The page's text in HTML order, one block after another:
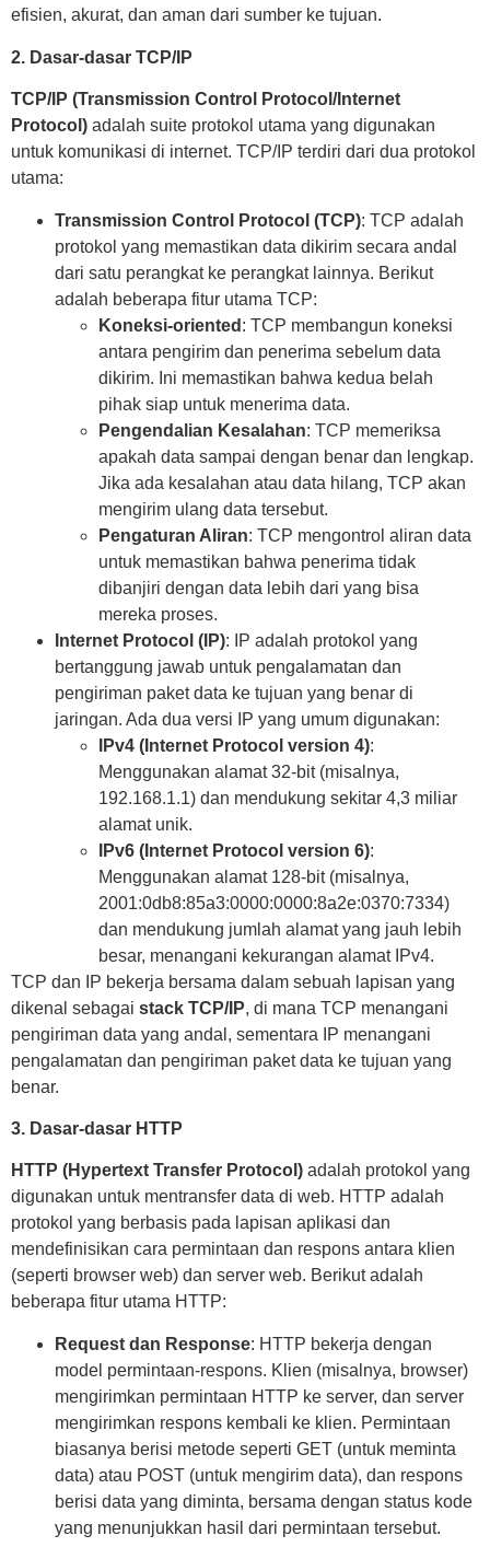
efisien, akurat, dan aman dari sumber ke tujuan.
2. Dasar-dasar TCP/IP
TCP/IP (Transmission Control Protocol/Internet
Protocol) adalah suite protokol utama yang digunakan
untuk komunikasi di internet. TCP/IP terdiri dari dua protokol
utama:
Transmission Control Protocol (TCP): TCP adalah
protokol yang memastikan data dikirim secara andal
dari satu perangkat ke perangkat lainnya. Berikut
adalah beberapa fitur utama TCP:
Koneksi-oriented : TCP membangun koneksi
antara pengirim dan penerima sebelum data
dikirim. Ini memastikan bahwa kedua belah
pihak siap untuk menerima data.
Pengendalian Kesalahan: TCP memeriksa
apakah data sampai dengan benar dan lengkap.
Jika ada kesalahan atau data hilang, TCP akan
mengirim ulang data tersebut.
Pengaturan Aliran: TCP mengontrol aliran data
untuk memastikan bahwa penerima tidak
dibanjiri dengan data lebih dari yang bisa
mereka proses.
Internet Protocol (IP): IP adalah protokol yang
bertanggung jawab untuk pengalamatan dan
pengiriman paket data ke tujuan yang benar di
jaringan. Ada dua versi IP yang umum digunakan:
IPv4 (Internet Protocol version 4):
Menggunakan alamat 32-bit (misalnya,
192.168.1.1) dan mendukung sekitar 4,3 miliar
alamat unik.
IPv6 (Internet Protocol version 6):
Menggunakan alamat 128-bit (misalnya,
2001:0db8:85a3:0000:0000:8a2e:0370:7334)
dan mendukung jumlah alamat yang jauh lebih
besar, menangani kekurangan alamat IPv4.
TCP dan IP bekerja bersama dalam sebuah lapisan yang
dikenal sebagai stack TCP/IP, di mana TCP menangani
pengiriman data yang andal, sementara IP menangani
pengalamatan dan pengiriman paket data ke tujuan yang
benar.
3. Dasar-dasar HTTP
HTTP (Hypertext Transfer Protocol) adalah protokol yang
digunakan untuk mentransfer data di web. HTTP adalah
protokol yang berbasis pada lapisan aplikasi dan
mendefinisikan cara permintaan dan respons antara klien
(seperti browser web) dan server web. Berikut adalah
beberapa fitur utama HTTP:
Request dan Response: HTTP bekerja dengan
model permintaan-respons. Klien (misalnya, browser)
mengirimkan permintaan HTTP ke server, dan server
mengirimkan respons kembali ke klien. Permintaan
biasanya berisi metode seperti GET (untuk meminta
data) atau POST (untuk mengirim data), dan respons
berisi data yang diminta, bersama dengan status kode
yang menunjukkan hasil dari permintaan tersebut.